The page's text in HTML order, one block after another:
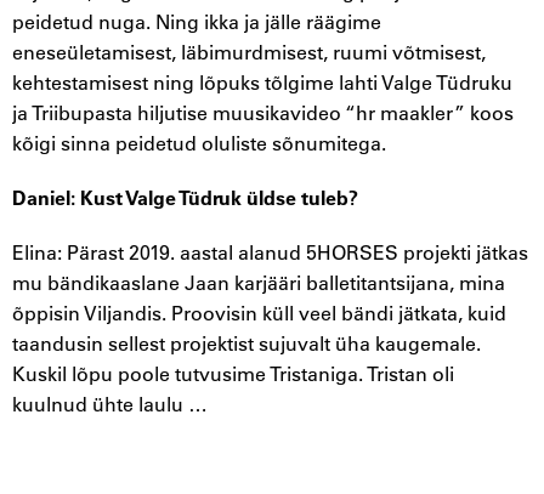
peidetud nuga. Ning ikka ja jälle räägime
eneseületamisest, läbimurdmisest, ruumi võtmisest,
kehtestamisest ning lõpuks tõlgime lahti Valge Tüdruku
ja Triibupasta hiljutise muusikavideo “hr maakler” koos
kõigi sinna peidetud oluliste sõnumitega.
Daniel: Kust Valge Tüdruk üldse tuleb?
Elina: Pärast 2019. aastal alanud 5HORSES projekti jätkas
mu bändikaaslane Jaan karjääri balletitantsijana, mina
õppisin Viljandis. Proovisin küll veel bändi jätkata, kuid
taandusin sellest projektist sujuvalt üha kaugemale.
Kuskil lõpu poole tutvusime Tristaniga. Tristan oli
kuulnud ühte laulu …